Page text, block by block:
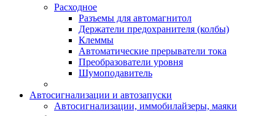
Расходное
Разъемы для автомагнитол
Держатели предохранителя (колбы)
Клеммы
Автоматические прерыватели тока
Преобразователи уровня
Шумоподавитель
Автосигнализации и автозапуски
Автосигнализации, иммобилайзеры, маяки